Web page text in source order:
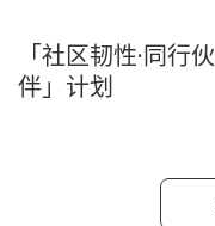
「社区韧性·同行伙
伴」计划